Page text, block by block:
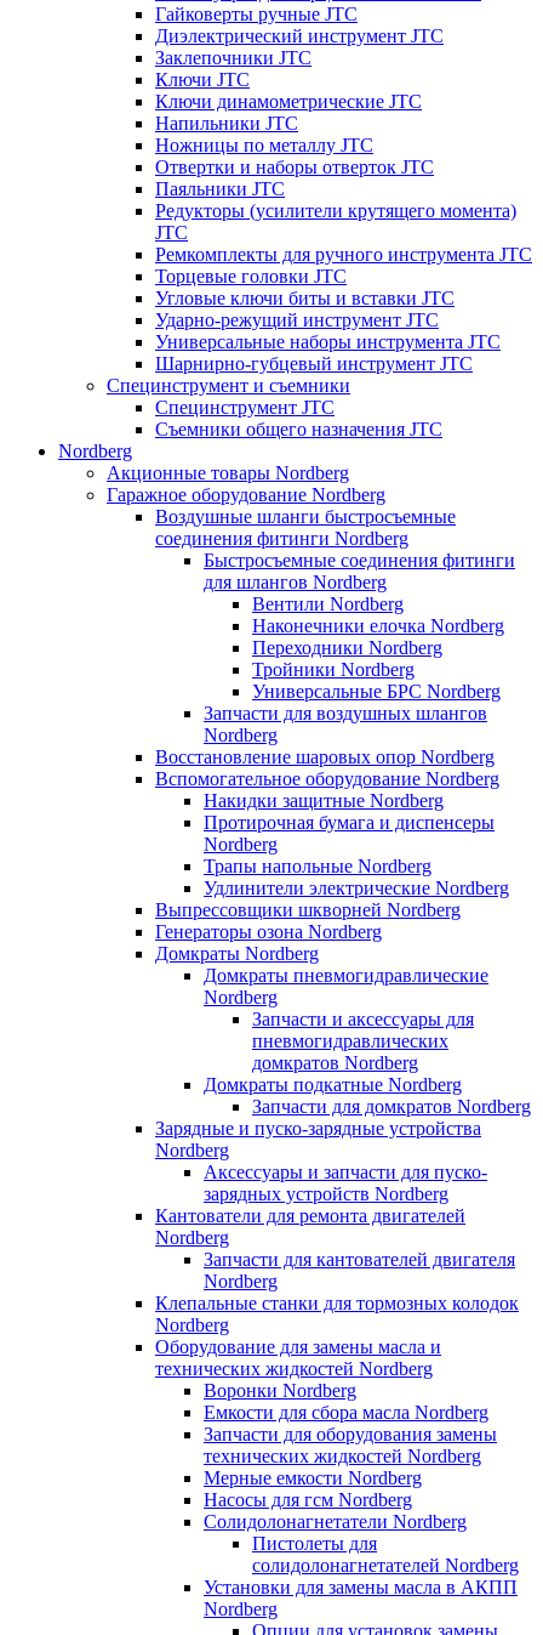
Гайковерты ручные JTC
Диэлектрический инструмент JTC
Заклепочники JTC
Ключи JTC
Ключи динамометрические JTC
Напильники JTC
Ножницы по металлу JTC
Отвертки и наборы отверток JTC
Паяльники JTC
Редукторы (усилители крутящего момента)
JTC
Ремкомплекты для ручного инструмента JTC
Торцевые головки JTC
Угловые ключи биты и вставки JTC
Ударно-режущий инструмент JTC
Универсальные наборы инструмента JTC
Шарнирно-губцевый инструмент JTC
Специнструмент и съемники
Специнструмент JTC
Съемники общего назначения JTC
Nordberg
Акционные товары Nordberg
Гаражное оборудование Nordberg
Воздушные шланги быстросъемные
соединения фитинги Nordberg
Быстросъемные соединения фитинги
для шлангов Nordberg
Вентили Nordberg
Наконечники елочка Nordberg
Переходники Nordberg
Тройники Nordberg
Универсальные БРС Nordberg
Запчасти для воздушных шлангов
Nordberg
Восстановление шаровых опор Nordberg
Вспомогательное оборудование Nordberg
Накидки защитные Nordberg
Протирочная бумага и диспенсеры
Nordberg
Трапы напольные Nordberg
Удлинители электрические Nordberg
Выпрессовщики шкворней Nordberg
Генераторы озона Nordberg
Домкраты Nordberg
Домкраты пневмогидравлические
Nordberg
Запчасти и аксессуары для
пневмогидравлических
домкратов Nordberg
Домкраты подкатные Nordberg
Запчасти для домкратов Nordberg
Зарядные и пуско-зарядные устройства
Nordberg
Аксессуары и запчасти для пуско-
зарядных устройств Nordberg
Кантователи для ремонта двигателей
Nordberg
Запчасти для кантователей двигателя
Nordberg
Клепальные станки для тормозных колодок
Nordberg
Оборудование для замены масла и
технических жидкостей Nordberg
Воронки Nordberg
Емкости для сбора масла Nordberg
Запчасти для оборудования замены
технических жидкостей Nordberg
Мерные емкости Nordberg
Насосы для гсм Nordberg
Солидолонагнетатели Nordberg
Пистолеты для
солидолонагнетателей Nordberg
Установки для замены масла в АКПП
Nordberg
Опции для установок замены